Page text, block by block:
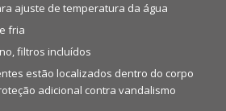
ajuste de temperatura da água
fria
filtros incluídos
estão localizados dentro do corpo
adicional contra vandalismo